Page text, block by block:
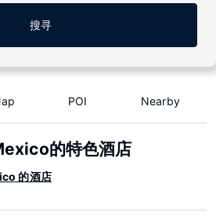
搜寻
POI Nearby
的特色酒店
的酒店